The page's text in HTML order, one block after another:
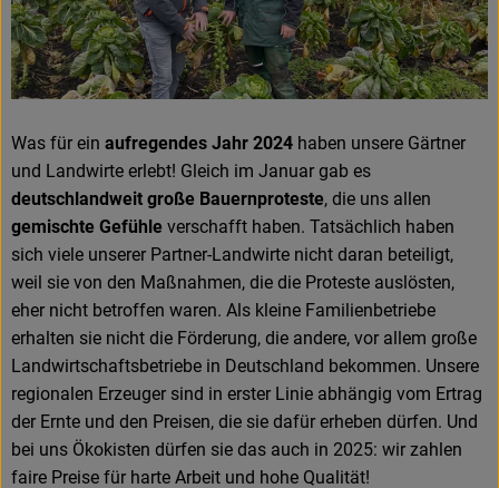
Frisches
Angebote
Getränke
Naturkosmetik
Drogerie
Gratis Ökokiste im Wert von 25 Euro
Veranstaltungen
Kundenbrief
Was für ein aufregendes Jahr 2024 haben unsere Gärtner
und Landwirte erlebt! Gleich im Januar gab es
deutschlandweit große Bauernproteste, die uns allen
gemischte Gefühle verschafft haben. Tatsächlich haben
sich viele unserer Partner-Landwirte nicht daran beteiligt,
weil sie von den Maßnahmen, die die Proteste auslösten,
eher nicht betroffen waren. Als kleine Familienbetriebe
erhalten sie nicht die Förderung, die andere, vor allem große
Landwirtschaftsbetriebe in Deutschland bekommen. Unsere
regionalen Erzeuger sind in erster Linie abhängig vom Ertrag
der Ernte und den Preisen, die sie dafür erheben dürfen. Und
bei uns Ökokisten dürfen sie das auch in 2025: wir zahlen
faire Preise für harte Arbeit und hohe Qualität!